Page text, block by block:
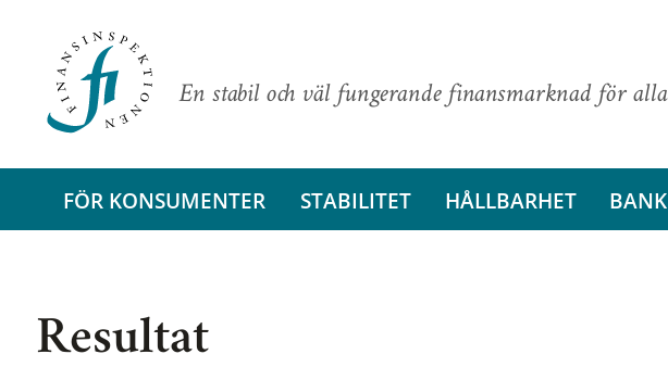
En stabil och väl fungerande finansmarknad för alla
FÖR KONSUMENTER STABILITET HÅLLBARHET BANK
Resultat